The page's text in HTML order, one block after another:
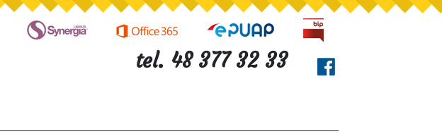
tel. 48 377 32 33